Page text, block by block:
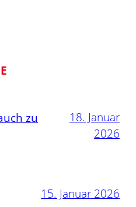
zu
18. Januar
2026
15. Januar 2026